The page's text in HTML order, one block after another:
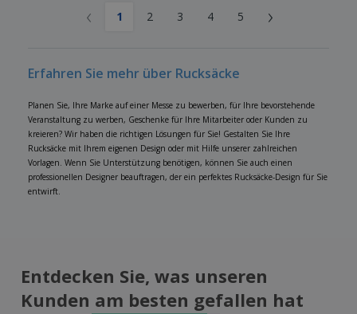
‹ 1 2 3 4 5 ›
Erfahren Sie mehr über Rucksäcke
Planen Sie, Ihre Marke auf einer Messe zu bewerben, für Ihre bevorstehende
Veranstaltung zu werben, Geschenke für Ihre Mitarbeiter oder Kunden zu
kreieren? Wir haben die richtigen Lösungen für Sie! Gestalten Sie Ihre
Rucksäcke mit Ihrem eigenen Design oder mit Hilfe unserer zahlreichen
Vorlagen. Wenn Sie Unterstützung benötigen, können Sie auch einen
professionellen Designer beauftragen, der ein perfektes Rucksäcke-Design für Sie
entwirft.
Entdecken Sie, was unseren
Kunden am besten gefallen hat